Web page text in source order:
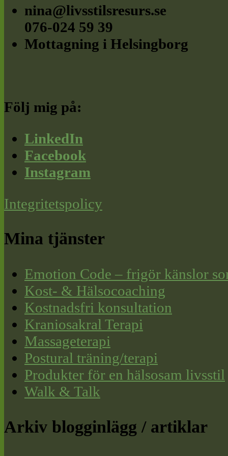
nina@livsstilsresurs.se
076-024 59 39
Mottagning i Helsingborg
Följ mig på:
LinkedIn
Facebook
Instagram
Integritetspolicy
Mina tjänster
Emotion Code – frigör känslor
Kost- & Hälsocoaching
Kostnadsfri konsultation
Kraniosakral Terapi
Massageterapi
Postural träning/terapi
Produkter för en hälsosam livsstil
Walk & Talk
Arkiv blogginlägg / artiklar